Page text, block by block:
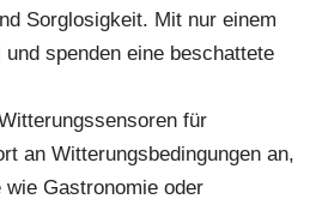
Sorglosigkeit. Mit nur einem
spenden eine beschattete
für
an Witterungsbedingungen an,
Gastronomie oder